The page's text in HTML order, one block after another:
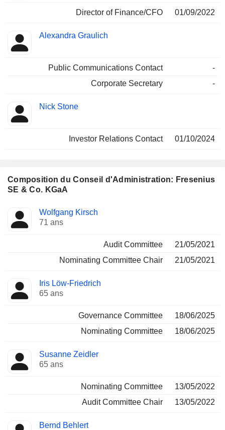
Director of Finance/CFO 01/09/2022
Alexandra Graulich
Public Communications Contact
-
Corporate Secretary
-
Nick Stone
Investor Relations Contact 01/10/2024
Composition du Conseil d'Administration: Fresenius
SE & Co. KGaA
Administrateur Comités
Wolfgang Kirsch
71 ans
Audit Committee
21/05/2021
Nominating Committee Chair
21/05/2021
Iris Löw-Friedrich
65 ans
Governance Committee
18/06/2025
Nominating Committee
18/06/2025
Susanne Zeidler
65 ans
Nominating Committee
13/05/2022
Audit Committee Chair
13/05/2022
Bernd Behlert